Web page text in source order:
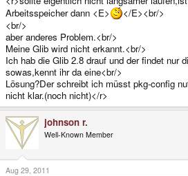
Arbeitsspeicher dann <E>
</E><br/>
<br/>
aber anderes Problem.<br/>
Meine Glib wird nicht erkannt.<br/>
Ich hab die Glib 2.8 drauf und der findet nur
sowas,kennt ihr da eine<br/>
Lösung?Der schreibt ich müsst pkg-config
nicht klar.(noch nicht)</r>
johnson r.
Well-Known Member
Aug 29, 2011